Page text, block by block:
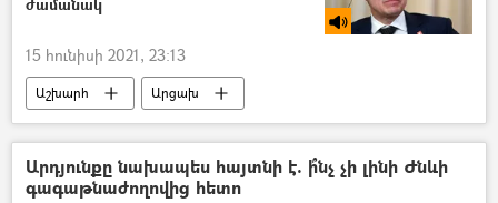
15 հունիսի 2021, 23:13
Աշխարհ
Արցախ
Լեռնային Ղարաբաղ
Ղարաբաղյան հակամարտություն
Շվեյցարիա
Արդյունքը նախապես հայտնի է. ի՞նչ չի լինի Ժնևի
գագաթնաժողովից հետո